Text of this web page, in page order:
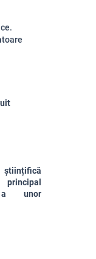
a unor